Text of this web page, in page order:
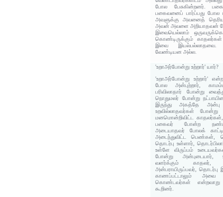
போல பேசுகின்றனர்.
பகைவனைப் பார்ப்பது போல
அவளுக்கு அவனைத்
அவன் அவளை அறியாதவன்
இவையெல்லாம்
கொண்டிருக்கும் காதலர்கள்
இவை இயல்பல்லாதவை.
வேண்டியன அல்ல.
'உறாஅர்போன்று உற்றார்' யார்?
'உறாஅர்போன்று உற்றார்'
போல அன்புற்றார்,
பரிவிலாதார் போன்று
நொதுமலர் போன்று
இருந்து அகத்தே
உறவில்லாதவர்கள்
மனமொன்றிவிட்ட
பகைவர் போன்ற
அடையாதவர் போலக்
அடைந்துவிட்ட பெண்கள்,
தொடர்பு உள்ளார்,
உள்ளே விருப்பம்
போன்று அன்புடையார்,
வளர்க்கும் காதலர்,
அன்பராயிருப்பவர், தொடர்பு
காணப்பட்டாலும் அவை
கொண்டவர்கள் என்றவாறு
கூறினர்.